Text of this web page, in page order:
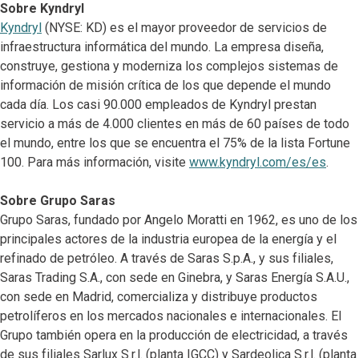
Sobre Kyndryl
Kyndryl (NYSE: KD) es el mayor proveedor de servicios de
infraestructura informática del mundo. La empresa diseña,
construye, gestiona y moderniza los complejos sistemas de
información de misión crítica de los que depende el mundo
cada día. Los casi 90.000 empleados de Kyndryl prestan
servicio a más de 4.000 clientes en más de 60 países de todo
el mundo, entre los que se encuentra el 75% de la lista Fortune
100. Para más información, visite www.kyndryl.com/es/es.
Sobre Grupo Saras
Grupo Saras, fundado por Angelo Moratti en 1962, es uno de los
principales actores de la industria europea de la energía y el
refinado de petróleo. A través de Saras S.p.A., y sus filiales,
Saras Trading S.A., con sede en Ginebra, y Saras Energía S.A.U.,
con sede en Madrid, comercializa y distribuye productos
petrolíferos en los mercados nacionales e internacionales. El
Grupo también opera en la producción de electricidad, a través
de sus filiales Sarlux S.r.l. (planta IGCC) y Sardeolica S.r.l. (planta